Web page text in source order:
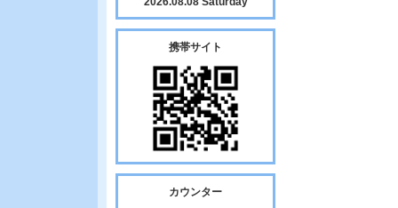
携帯サイト
カウンター